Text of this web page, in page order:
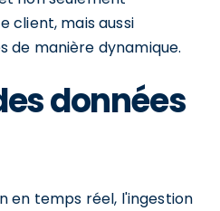
client, mais aussi
de manière dynamique.
données
en temps réel, l'ingestion